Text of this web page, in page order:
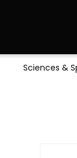
Sciences &